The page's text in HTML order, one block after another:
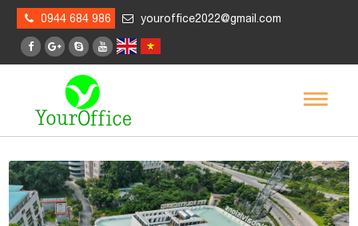
0944 684 986 youroffice2022@gmail.com